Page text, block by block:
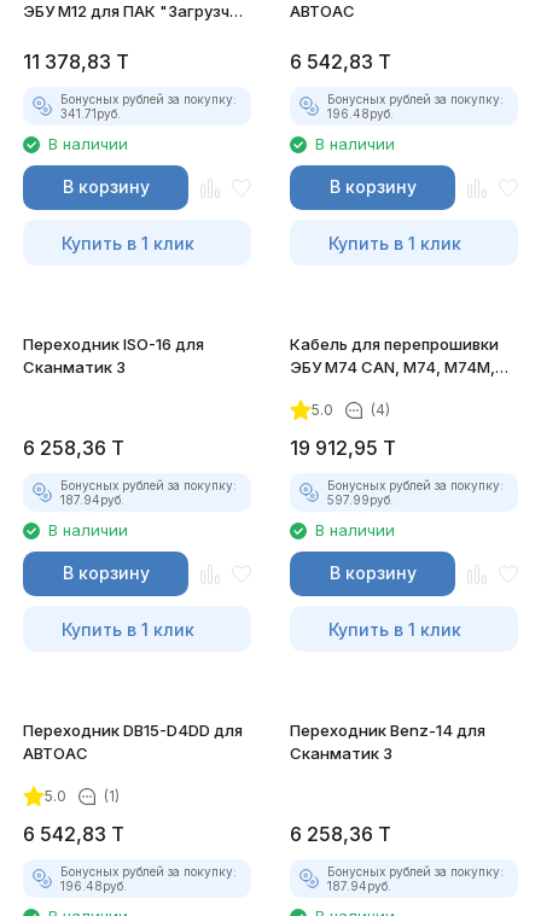
ЭБУ М12 для ПАК "Загрузчик
11 378,83 T
Бонусных рублей за покупку:
341.71руб.
В наличии
В корзину
Купить в 1 клик
АВТОАС
6 542,83 T
Бонусных рублей за покупку:
196.48руб.
В наличии
В корзину
Купить в 1 клик
Переходник ISO-16 для
Сканматик 3
6 258,36 T
Бонусных рублей за покупку:
187.94руб.
В наличии
В корзину
Купить в 1 клик
Кабель для перепрошивки
ЭБУ М74 CAN, M74, M74M,
"Загрузчик v.3"
5.0 (4)
19 912,95 T
Бонусных рублей за покупку:
597.99руб.
В наличии
В корзину
Купить в 1 клик
Переходник DB15-D4DD для
АВТОАС
5.0 (1)
6 542,83 T
Бонусных рублей за покупку:
196.48руб.
Переходник Benz-14 для
Сканматик 3
6 258,36 T
Бонусных рублей за покупку:
187.94руб.